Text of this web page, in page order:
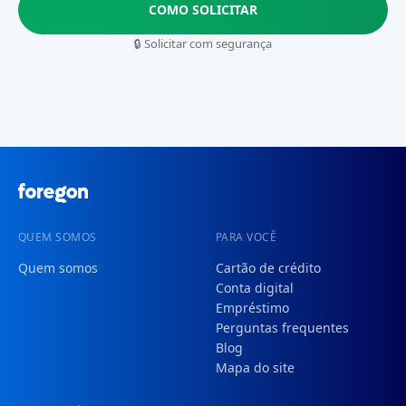
COMO SOLICITAR
🔒 Solicitar com segurança
QUEM SOMOS
Quem somos
PARA VOCÊ
Cartão de crédito
Conta digital
Empréstimo
Perguntas frequentes
Blog
Mapa do site